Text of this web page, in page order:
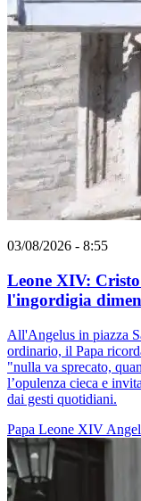
03/08/2026 - 8:55
Leone XIV:
l'ingordigia
All'Angelus in piazza
ordinario, il Papa
"nulla va sprecato,
l’opulenza cieca e
dai gesti quotidiani.
Papa Leone XIV